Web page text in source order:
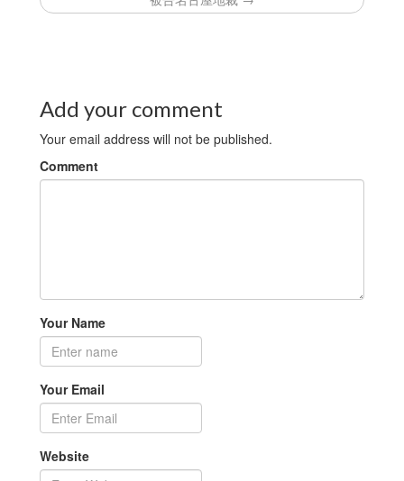
Add your comment
Your email address will not be published.
Comment
Your Name
Your Email
Website